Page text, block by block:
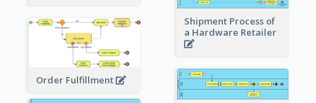
Shipment Process of
a Hardware Retailer
Order Fulfillment